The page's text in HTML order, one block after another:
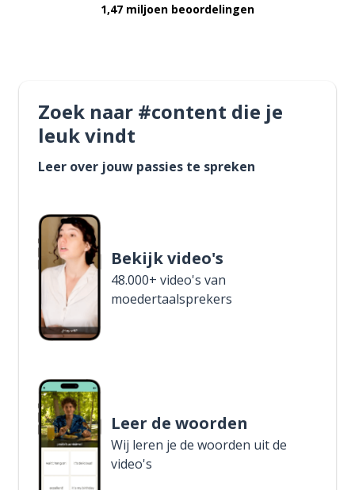
1,47 miljoen beoordelingen
Zoek naar #content die je
leuk vindt
Leer over jouw passies te spreken
Bekijk video's
48.000+ video's van
moedertaalsprekers
Leer de woorden
Wij leren je de woorden uit de
video's